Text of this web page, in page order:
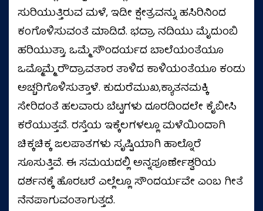
ಸುರಿಯುತ್ತಿರುವ ಮಳೆ, ಇಡೀ ಕ್ಷೇತ್ರವನ್ನು ಹಸಿರಿನಿಂದ
ಕಂಗೊಳಿಸುವಂತೆ ಮಾಡಿದೆ. ಭದ್ರಾ ನದಿಯು ಮೈದುಂಬಿ
ಹರಿಯುತ್ತಾ, ಒಮ್ಮೆ ಸೌಂದರ್ಯದ ಬಾಲೆಯಂತೆಯೂ
ಒಮ್ಮೊಮ್ಮೆ ರೌದ್ರಾವತಾರ ತಾಳಿದ ಕಾಳಿಯಂತೆಯೂ ಕಂಡು
ಅಚ್ಚರಿಗೊಳಿಸುತ್ತಾಳೆ. ಕುದುರೆಮುಖ,ಕ್ಯಾತನಮಕ್ಕಿ
ಸೇರಿದಂತೆ ಹಲವಾರು ಬೆಟ್ಟಗಳು ದೂರದಿಂದಲೇ ಕೈಬೀಸಿ
ಕರೆಯುತ್ತವೆ. ರಸ್ತೆಯ ಇಕ್ಕೆಲಗಳಲ್ಲೂ ಮಳೆಯಿಂದಾಗಿ
ಚಿಕ್ಕಚಿಕ್ಕ ಜಲಪಾತಗಳು ಸೃಷ್ಟಿಯಾಗಿ ಹಾಲ್ನೊರೆ
ಸೂಸುತ್ತಿವೆ. ಈ ಸಮಯದಲ್ಲಿ ಅನ್ನಪೂರ್ಣೇಶ್ವರಿಯ
ದರ್ಶನಕ್ಕೆ ಹೊರಟರೆ ಎಲ್ಲೆಲ್ಲೂ ಸೌಂದರ್ಯವೇ ಎಂಬ ಗೀತೆ
ನೆನಪಾಗುವಂತಾಗುತ್ತದೆ.